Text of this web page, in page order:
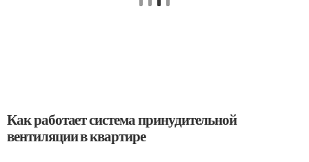
Как работает система принудительной
вентиляции в квартире